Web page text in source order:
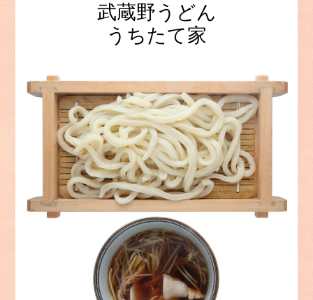
武蔵野うどん
うちたて家